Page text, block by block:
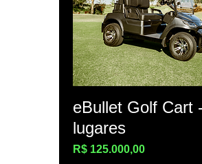
eBullet Golf Cart
lugares
Preço
R$ 125.000,00